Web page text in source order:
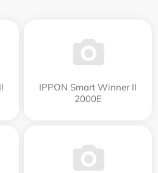
IPPON Smart Winner II
2000E